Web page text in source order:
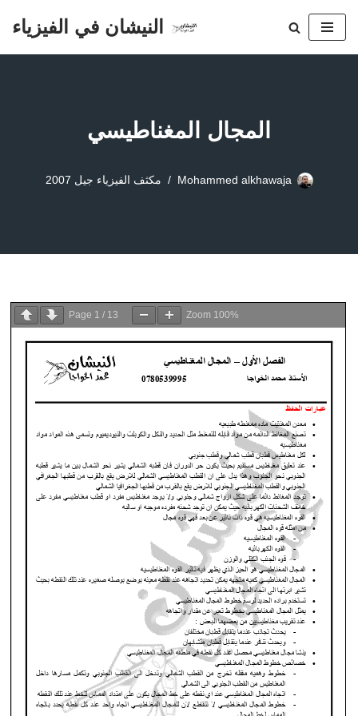
تخطى
النيشان في الفيزياء
المجال المغناطيسي
Mohammed alkhawaja مكثف الفيزياء جيل 2007
Page 1 / 13 Zoom 100%